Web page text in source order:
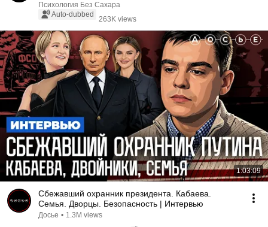
Психология Без Сахара
Auto-dubbed
263K views
1:03:09
Сбежавший охранник президента. Кабаева.
Семья. Дворцы. Безопасность | Интервью
Досье • 1.3M views